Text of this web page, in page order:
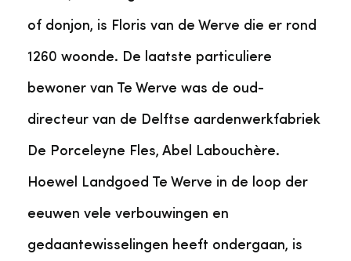
of donjon, is Floris van de Werve die er rond
1260 woonde. De laatste particuliere
bewoner van Te Werve was de oud-
directeur van de Delftse aardenwerkfabriek
De Porceleyne Fles, Abel Labouchère.
Hoewel Landgoed Te Werve in de loop der
eeuwen vele verbouwingen en
gedaantewisselingen heeft ondergaan, is